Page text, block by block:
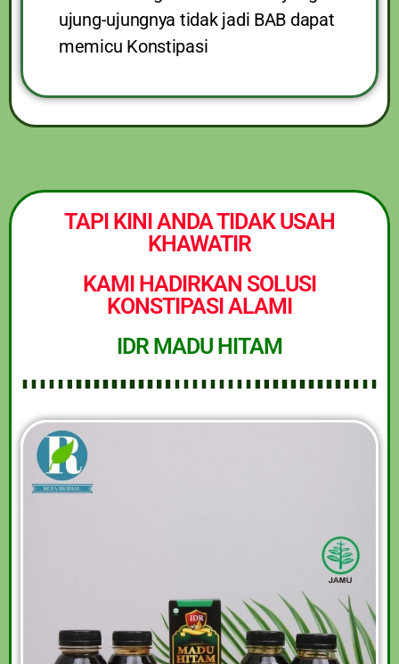
ujung-ujungnya tidak jadi BAB dapat
memicu Konstipasi
TAPI KINI ANDA TIDAK USAH
KHAWATIR
KAMI HADIRKAN SOLUSI
KONSTIPASI ALAMI
IDR MADU HITAM